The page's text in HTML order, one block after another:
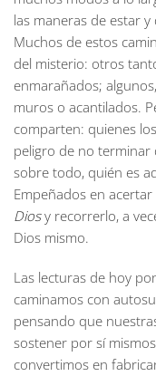
las maneras de estar y
Muchos de estos
del misterio: otros
enmarañados;
muros o acantilados.
comparten: quienes
peligro de no terminar
sobre todo, quién es
Empeñados en
Diosy recorrerlo, a
Dios mismo.
Las lecturas de hoy
caminamos con
pensando que
sostener por sí
convertimos en